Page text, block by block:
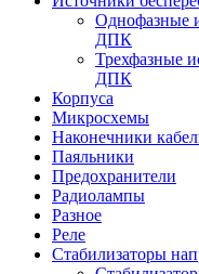
Однофазные
ДПК
Трехфазные
ДПК
Корпуса
Микросхемы
Наконечники
Паяльники
Предохранители
Радиолампы
Разное
Реле
Стабилизаторы